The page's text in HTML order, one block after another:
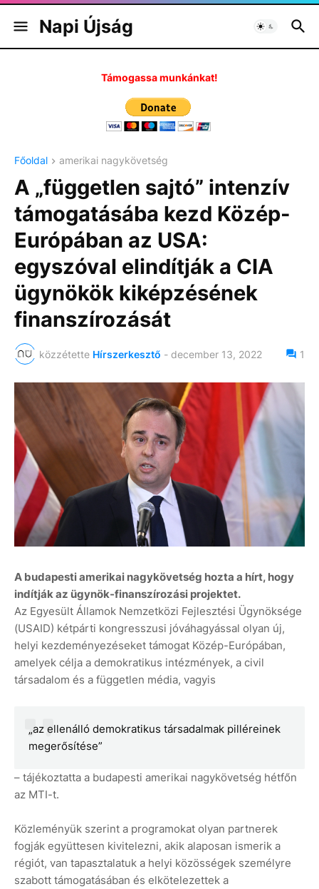
Napi Újság
Támogassa munkánkat!
Főoldal amerikai nagykövetség
A „független sajtó” intenzív
támogatásába kezd Közép-
Európában az USA:
egyszóval elindítják a CIA
ügynökök kiképzésének
finanszírozását
közzétette Hírszerkesztő - december 13, 2022 1
A budapesti amerikai nagykövetség hozta a hírt, hogy
indítják az ügynök-finanszírozási projektet.
Az Egyesült Államok Nemzetközi Fejlesztési Ügynöksége
(USAID) kétpárti kongresszusi jóváhagyással olyan új,
helyi kezdeményezéseket támogat Közép-Európában,
amelyek célja a demokratikus intézmények, a civil
társadalom és a független média, vagyis
„az ellenálló demokratikus társadalmak pilléreinek
megerősítése”
– tájékoztatta a budapesti amerikai nagykövetség hétfőn
az MTI-t.
Közleményük szerint a programokat olyan partnerek
fogják együttesen kivitelezni, akik alaposan ismerik a
régiót, van tapasztalatuk a helyi közösségek személyre
szabott támogatásában és elkötelezettek a